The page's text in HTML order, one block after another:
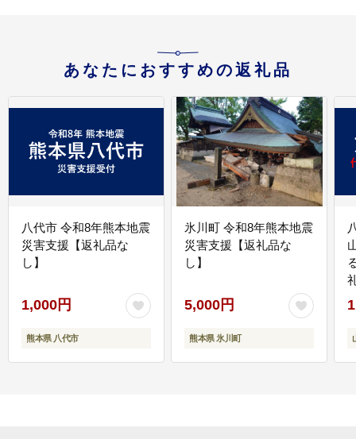
あなたにおすすめの返礼品
八代市 令和8年熊本地震
災害支援【返礼品な
し】
1,000円
熊本県 八代市
氷川町 令和8年熊本地震
災害支援【返礼品な
し】
5,000円
熊本県 氷川町